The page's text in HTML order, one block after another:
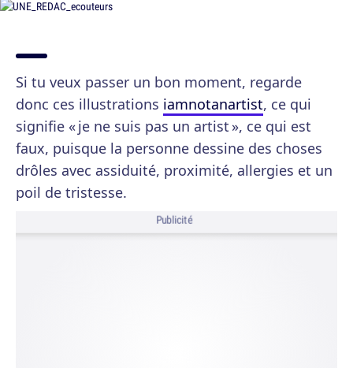
Si tu veux passer un bon moment, regarde
donc ces illustrations iamnotanartist, ce qui
signifie « je ne suis pas un artist », ce qui est
faux, puisque la personne dessine des choses
drôles avec assiduité, proximité, allergies et un
poil de tristesse.
Publicité